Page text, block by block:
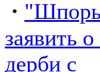
·
заявить
дерби с